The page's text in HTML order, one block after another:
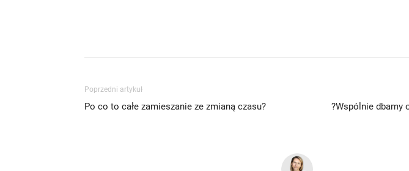
Poprzedni artykuł
Po co to całe zamieszanie ze zmianą czasu? ?Wspólnie dbamy